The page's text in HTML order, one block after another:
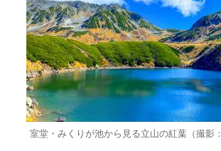
室堂・みくりが池から見る立山の紅葉（撮影：